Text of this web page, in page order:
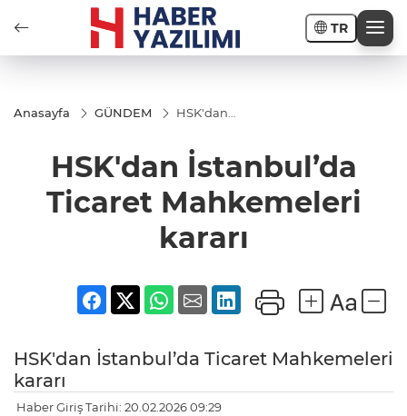
TR
Anasayfa GÜNDEM
HSK'dan
Mahkemeleri
kararı
HSK'dan İstanbul’da
Ticaret Mahkemeleri
kararı
HSK'dan İstanbul’da Ticaret Mahkemeleri
kararı
Haber Giriş Tarihi: 20.02.2026 09:29